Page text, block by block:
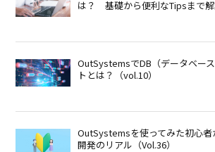
は？ 基礎から便利なTipsまで解
OutSystemsでDB（データベー
トとは？（vol.10）
OutSystemsを使ってみた初心者
開発のリアル（Vol.36）